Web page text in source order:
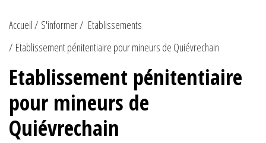
Accueil S'informer
Etablissements
Etablissement pénitentiaire pour mineurs de Quiévrechain
Etablissement pénitentiaire
pour mineurs de
Quiévrechain